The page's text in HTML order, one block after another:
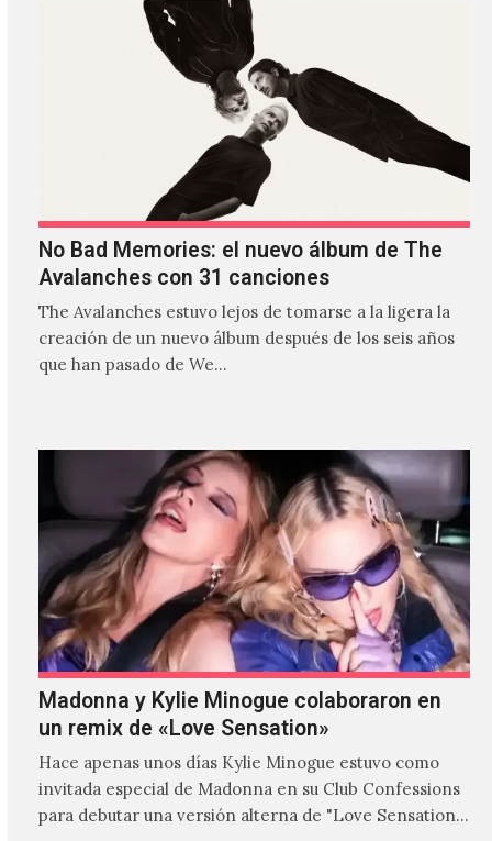
No Bad Memories: el nuevo álbum de The
Avalanches con 31 canciones
The Avalanches estuvo lejos de tomarse a la ligera la
creación de un nuevo álbum después de los seis años
que han pasado de We…
Madonna y Kylie Minogue colaboraron en
un remix de «Love Sensation»
Hace apenas unos días Kylie Minogue estuvo como
invitada especial de Madonna en su Club Confessions
para debutar una versión alterna de "Love Sensation",